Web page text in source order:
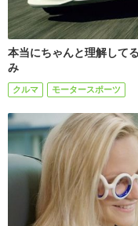
本当にちゃんと理解して
み
クルマ モータースポーツ